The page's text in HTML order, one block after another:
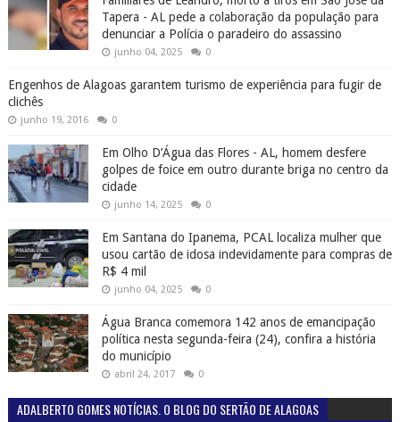
Tapera - AL pede a colaboração da população para
denunciar a Polícia o paradeiro do assassino
junho 04, 2025 0
Engenhos de Alagoas garantem turismo de experiência para fugir de
clichês
junho 19, 2016 0
Em Olho D’Água das Flores - AL, homem desfere
golpes de foice em outro durante briga no centro da
cidade
junho 14, 2025 0
Em Santana do Ipanema, PCAL localiza mulher que
usou cartão de idosa indevidamente para compras de
R$ 4 mil
junho 04, 2025 0
Água Branca comemora 142 anos de emancipação
política nesta segunda-feira (24), confira a história
do município
abril 24, 2017 0
ADALBERTO GOMES NOTÍCIAS. O BLOG DO SERTÃO DE ALAGOAS